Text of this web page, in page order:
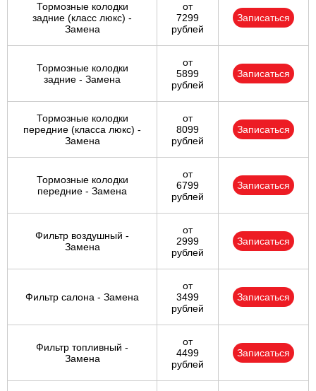
Тормозные колодки
задние (класс люкс) -
Замена
от
7299
рублей
Записаться
Тормозные колодки
задние - Замена
от
5899
рублей
Записаться
Тормозные колодки
передние (класса люкс) -
Замена
от
8099
рублей
Записаться
Тормозные колодки
передние - Замена
от
6799
рублей
Записаться
Фильтр воздушный -
Замена
от
2999
рублей
Записаться
Фильтр салона - Замена
от
3499
рублей
Записаться
Фильтр топливный -
Замена
от
4499
рублей
Записаться